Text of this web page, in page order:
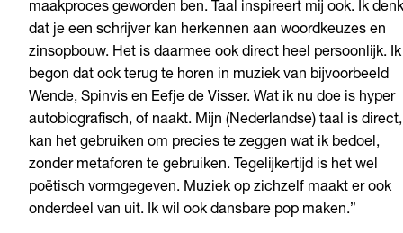
maakproces geworden ben. Taal inspireert mij ook. Ik denk
dat je een schrijver kan herkennen aan woordkeuzes en
zinsopbouw. Het is daarmee ook direct heel persoonlijk. Ik
begon dat ook terug te horen in muziek van bijvoorbeeld
Wende, Spinvis en Eefje de Visser. Wat ik nu doe is hyper
autobiografisch, of naakt. Mijn (Nederlandse) taal is
kan het gebruiken om precies te zeggen wat ik bedoel,
zonder metaforen te gebruiken. Tegelijkertijd is het wel
poëtisch vormgegeven. Muziek op zichzelf maakt er ook
onderdeel van uit. Ik wil ook dansbare pop maken.”